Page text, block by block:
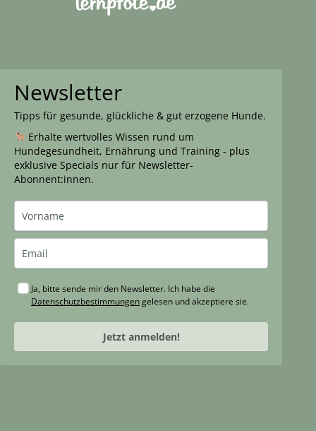
Newsletter
Tipps für gesunde, glückliche & gut erzogene Hunde.
Erhalte wertvolles Wissen rund um
Hundegesundheit, Ernährung und Training - plus
exklusive Specials nur für Newsletter-
Abonnent:innen.
Ja, bitte sende mir den Newsletter. Ich habe die
Datenschutzbestimmungengelesen und akzeptiere sie.
Jetzt anmelden!